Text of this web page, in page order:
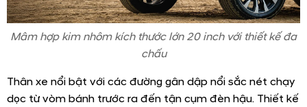
Mâm hợp kim nhôm kích thước lớn 20 inch với thiết kế đa
chấu
Thân xe nổi bật với các đường gân dập nổi sắc nét chạy
dọc từ vòm bánh trước ra đến tận cụm đèn hậu. Thiết kế